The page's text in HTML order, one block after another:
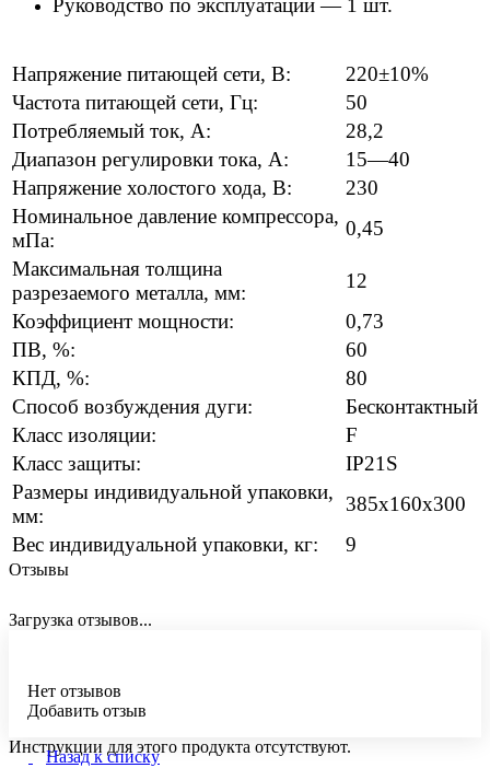
Руководство по эксплуатации — 1 шт.
Напряжение питающей сети, В:
220±10%
Частота питающей сети, Гц:
50
Потребляемый ток, А:
28,2
Диапазон регулировки тока, А:
15—40
Напряжение холостого хода, В:
230
Номинальное давление компрессора,
мПа:
0,45
Максимальная толщина
разрезаемого металла, мм:
12
Коэффициент мощности:
0,73
ПВ, %:
60
КПД, %:
80
Способ возбуждения дуги:
Бесконтактный
Класс изоляции:
F
Класс защиты:
IP21S
Размеры индивидуальной упаковки,
мм:
385х160х300
Вес индивидуальной упаковки, кг:
9
Отзывы
Загрузка отзывов...
Нет отзывов
Добавить отзыв
Инструкции для этого продукта отсутствуют.
Назад к списку